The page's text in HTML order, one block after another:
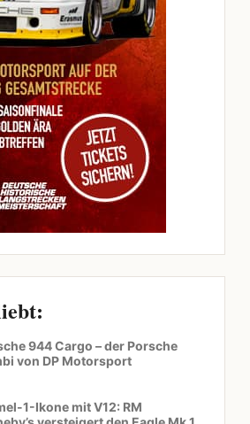
944 Cargo – der Porsche
von DP Motorsport
1-Ikone mit V12: RM